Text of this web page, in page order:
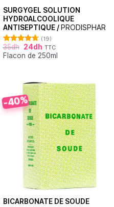
SURGYGEL SOLUTION
HYDROALCOOLIQUE
ANTISEPTIQUE / PRODISPHAR
Note
4.68
sur 5
(19)
35dh 24dh TTC
Flacon de 250ml
-40%
BICARBONATE DE SOUDE